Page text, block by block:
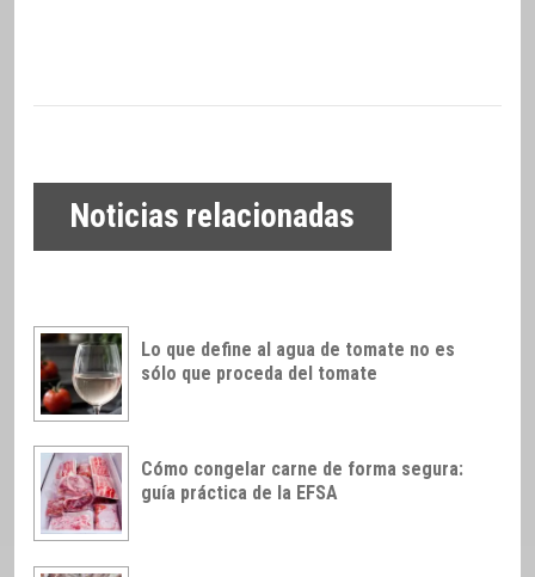
Noticias relacionadas
Lo que define al agua de tomate no es
sólo que proceda del tomate
Cómo congelar carne de forma segura:
guía práctica de la EFSA